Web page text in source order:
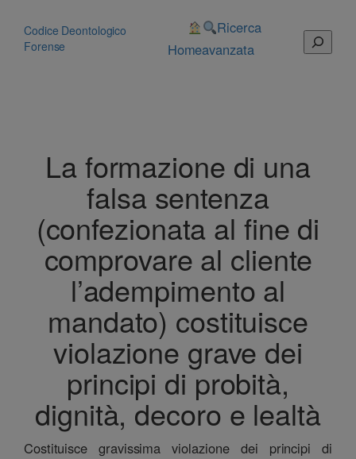
contenuto
Codice Deontologico
Forense
Home
Ricerca
avanzata
Cerca
La formazione di una
falsa sentenza
(confezionata al fine di
comprovare al cliente
l’adempimento al
mandato) costituisce
violazione grave dei
principi di probità,
dignità, decoro e lealtà
Costituisce gravissima violazione dei principi di